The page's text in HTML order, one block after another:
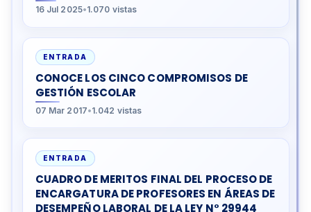
16 Jul 2025•1.070 vistas
ENTRADA
CONOCE LOS CINCO COMPROMISOS DE
GESTIÓN ESCOLAR
07 Mar 2017•1.042 vistas
ENTRADA
CUADRO DE MERITOS FINAL DEL PROCESO DE
ENCARGATURA DE PROFESORES EN ÁREAS DE
DESEMPEÑO LABORAL DE LA LEY N° 29944